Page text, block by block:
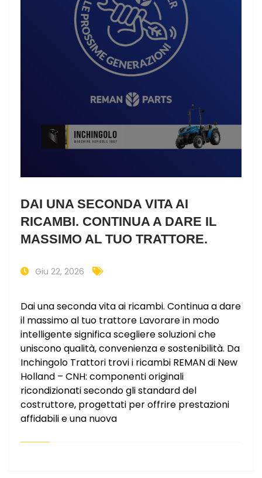
DAI UNA SECONDA VITA AI
RICAMBI. CONTINUA A DARE IL
MASSIMO AL TUO TRATTORE.
Giu 22, 2026
Dai una seconda vita ai ricambi. Continua a dare
il massimo al tuo trattore Lavorare in modo
intelligente significa scegliere soluzioni che
uniscono qualità, convenienza e sostenibilità. Da
Inchingolo Trattori trovi i ricambi REMAN di New
Holland – CNH: componenti originali
ricondizionati secondo gli standard del
costruttore, progettati per offrire prestazioni
affidabili e una nuova